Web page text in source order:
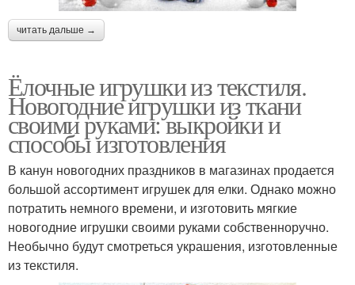
читать дальше →
Ёлочные игрушки из текстиля.
Новогодние игрушки из ткани
своими руками: выкройки и
способы изготовления
В канун новогодних праздников в магазинах продается
большой ассортимент игрушек для елки. Однако можно
потратить немного времени, и изготовить мягкие
новогодние игрушки своими руками собственноручно.
Необычно будут смотреться украшения, изготовленные
из текстиля.